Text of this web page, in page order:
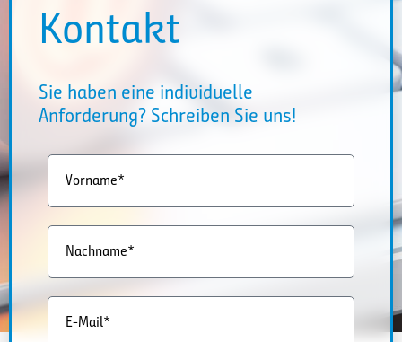
Kontakt
Sie haben eine individuelle
Anforderung? Schreiben Sie uns!
Vorname*
Nachname*
E-Mail*